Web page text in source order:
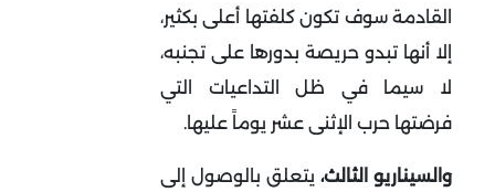
القادمة سوف تكون كلفتها أعلى بكثير،
إلا أنها تبدو حريصة بدورها على تجنبه،
لا سيما في ظل التداعيات التي
فرضتها حرب الإثنى عشر يوماً عليها.
والسيناريو الثالث، يتعلق بالوصول إلى